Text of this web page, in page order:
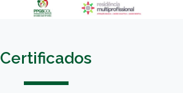
Certificados